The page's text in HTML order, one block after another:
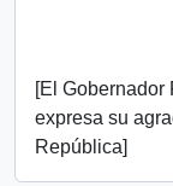
[El
expresa su
República]